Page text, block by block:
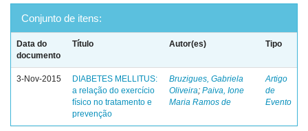
Conjunto de itens:
Data do
documento
Título Autor(es) Tipo
3-Nov-2015
DIABETES MELLITUS:
a relação do exercício
físico no tratamento e
prevenção
Bruzigues, Gabriela
Oliveira; Paiva, Ione
Maria Ramos de
Artigo
de
Evento